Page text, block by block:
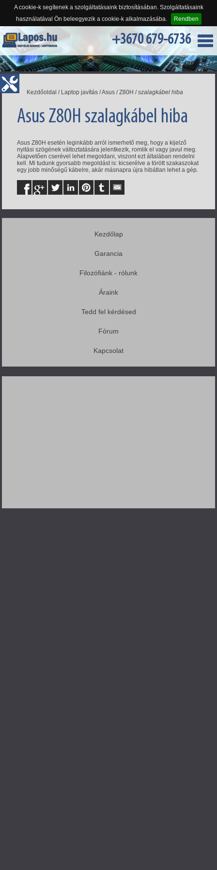
A cookie-k segítenek a szolgáltatásaink biztosításában. Szolgáltatásaink
használatával Ön beleegyezik a cookie-k alkalmazásába.
Rendben
+3670 679-6736
Kezdőoldal / Laptop javítás /Asus /Z80H /szalagkábel hiba
Asus Z80H szalagkábel hiba
Asus Z80H esetén leginkább arról ismerhető meg, hogy a kijelző
nyitási szögének változtatására jelentkezik, romlik el vagy javul meg.
Alapvetően cserével lehet megoldani, viszont ezt általában rendelni
kell. Mi tudunk gyorsabb megoldást is: kicserélve a törött szakaszokat
egy jobb minőségű kábelre, akár másnapra újra hibátlan lehet a gép.
Kezdőlap
Garancia
Filozófiánk - rólunk
Áraink
Tedd fel kérdésed
Fórum
Kapcsolat